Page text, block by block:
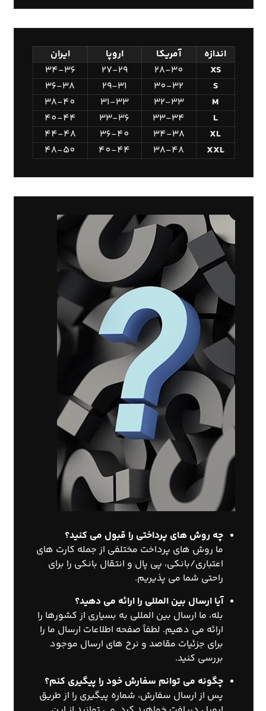
اندازه آمریکا اروپا
ایران
XS
28-30
27-29
34-36
S
30-32
29-31
36-38
M
32-33
31-33
38-40
L
33-34
33-36
40-44
XL
34-38
36-40
44-48
XXL
38-48
40-44
48-50
چه روش های پرداختی را قبول می کنید؟
ما روش های پرداخت مختلفی از جمله کارت های
اعتباری/بانکی، پی پال و انتقال بانکی را برای
راحتی شما می پذیریم.
آیا ارسال بین المللی را ارائه می دهید؟
بله، ما ارسال بین المللی به بسیاری از کشورها را
ارائه می دهیم. لطفاً صفحه اطلاعات ارسال ما را
برای جزئیات مقاصد و نرخ های ارسال موجود
بررسی کنید.
چگونه می توانم سفارش خود را پیگیری کنم؟
پس از ارسال سفارش، شماره پیگیری را از طریق